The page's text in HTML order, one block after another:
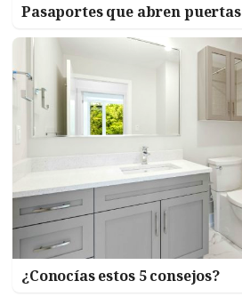
Pasaportes que abren puertas
¿Conocías estos 5 consejos?